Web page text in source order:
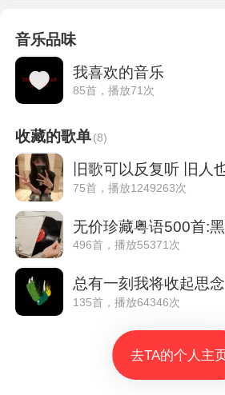
音乐品味
我喜欢的音乐
85首，播放71次
收藏的歌单(8)
旧歌可以反复听 旧人
75首，播放1249263次
496首，播放55371次
135首，播放64346次
去TA的个人主页